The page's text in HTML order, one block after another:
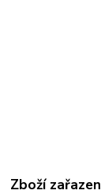
Zboží